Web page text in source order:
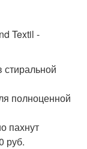
Textil -
стиральной
полноценной
пахнут
руб.